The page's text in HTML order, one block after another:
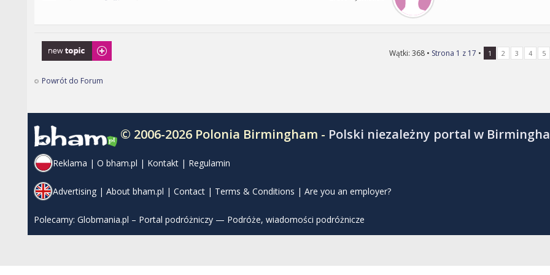
Napisz wątek
Wątki: 368 • Strona 1 z 17 • 1 2 3 4 5
Powrót do Forum
© 2006-2026 Polonia Birmingham - Polski niezależny portal w
Reklama | O bham.pl | Kontakt | Regulamin
Advertising | About bham.pl | Contact | Terms & Conditions | Are you an employer?
Polecamy: Globmania.pl – Portal podróżniczy — Podróże, wiadomości podróżnicze